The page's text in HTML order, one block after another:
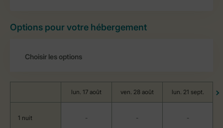
Options pour votre hébergement
lun. 17 août ven. 28 août lun. 21 sept.
1 nuit - - -